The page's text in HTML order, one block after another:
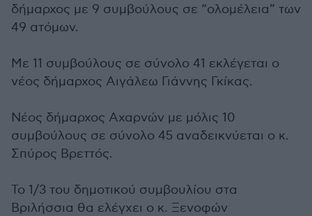
δήμαρχος με 9 συμβούλους σε “ολομέλεια” των
49 ατόμων.
Με 11 συμβούλους σε σύνολο 41 εκλέγεται ο
νέος δήμαρχος Αιγάλεω Γιάννης Γκίκας.
Νέος δήμαρχος Αχαρνών με μόλις 10
συμβούλους σε σύνολο 45 αναδεικνύεται ο κ.
Σπύρος Βρεττός.
Το 1/3 του δημοτικού συμβουλίου στα
Βριλήσσια θα ελέγχει ο κ. Ξενοφών